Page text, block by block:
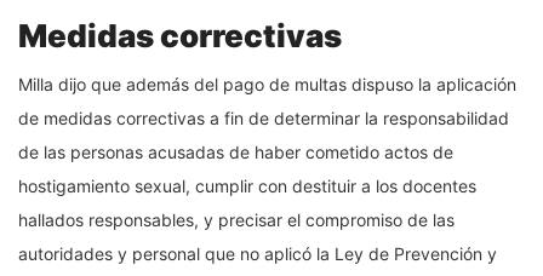
Medidas correctivas
Milla dijo que además del pago de multas dispuso la aplicación
de medidas correctivas a fin de determinar la responsabilidad
de las personas acusadas de haber cometido actos de
hostigamiento sexual, cumplir con destituir a los docentes
hallados responsables, y precisar el compromiso de las
autoridades y personal que no aplicó la Ley de Prevención y